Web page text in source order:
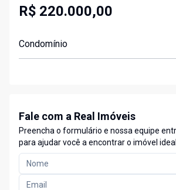
R$ 220.000,00
Condomínio
Fale com a Real Imóveis
Preencha o formulário e nossa equipe
para ajudar você a encontrar o imóvel ideal